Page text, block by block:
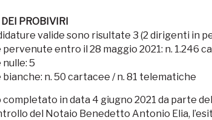
PROBIVIRI
valide sono risultate 3 (2 dirigenti in
pervenute entro il 28 maggio 2021: n. 1.246
nulle: 5
bianche: n. 50 cartacee / n. 81 telematiche
in data 4 giugno 2021 da parte
del Notaio Benedetto Antonio Elia,